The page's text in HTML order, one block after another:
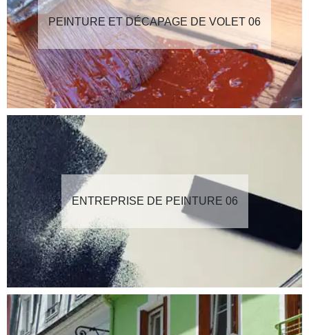
PEINTURE ET DÉCAPAGE DE VOLET 06
ENTREPRISE DE PEINTURE 06